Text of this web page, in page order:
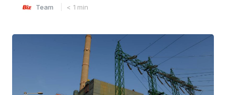
Team < 1 min